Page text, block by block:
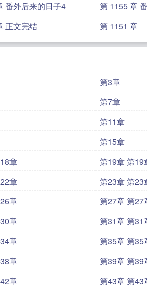
番外后来的日子4 第 1155 章
正文完结 第 1151 章
第3章
第7章
第11章
第15章
章 第19章 第19
章 第23章 第23
章 第27章 第27
章 第31章 第31
章 第35章 第35
章 第39章 第39
章 第43章 第43